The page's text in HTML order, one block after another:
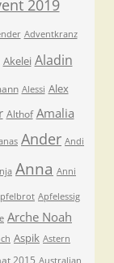
2019
Adventkranz
Akelei Aladin
Alessi Alex
Althof Amalia
Ander Andi
Anna Anni
Apfelessig
Arche Noah
Aspik Astern